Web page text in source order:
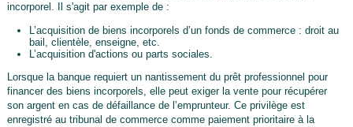
incorporel. Il s'agit par exemple de :
L’acquisition de biens incorporels d’un fonds de commerce : droit au
bail, clientèle, enseigne, etc.
L’acquisition d'actions ou parts sociales.
Lorsque la banque requiert un nantissement du prêt professionnel pour
financer des biens incorporels, elle peut exiger la vente pour récupérer
son argent en cas de défaillance de l’emprunteur. Ce privilège est
enregistré au tribunal de commerce comme paiement prioritaire à la